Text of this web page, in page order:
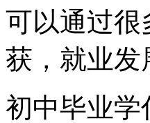
可以通过很
获，就业发
初中毕业学